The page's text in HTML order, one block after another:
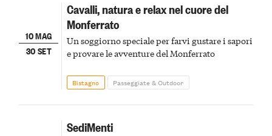
10 MAG
30 SET
Cavalli, natura e relax nel cuore del
Monferrato
Un soggiorno speciale per farvi gustare i sapori
e provare le avventure del Monferrato
Bistagno Passeggiate & Outdoor
SediMenti